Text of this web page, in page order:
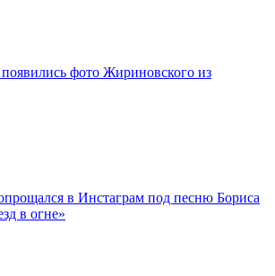
фото Жириновского из
в Инстаграм под песню Бориса
в огне»